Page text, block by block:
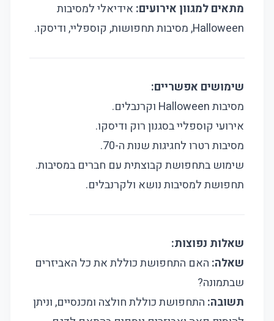
מתאים למגוון אירועים: אידיאלי למסיבות
Halloween, מסיבות תחפושות, קוספליי, ודיסקו.
שימושים אפשריים:
מסיבות Halloween וקרנבלים.
אירועי קוספליי בסגנון רוק ודיסקו.
מסיבות רטרו לחגיגות שנות ה-70.
שימוש בתחפושת קבוצתית עם חברים במסיבות.
תחפושת למסיבות נושא ולקרנבלים.
שאלות נפוצות:
שאלה: האם התחפושת כוללת את כל האביזרים
שבתמונה?
תשובה: התחפושת כוללת חולצה ומכנסיים, וניתן